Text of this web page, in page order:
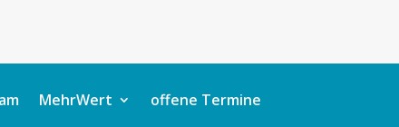
MehrWert offene Termine